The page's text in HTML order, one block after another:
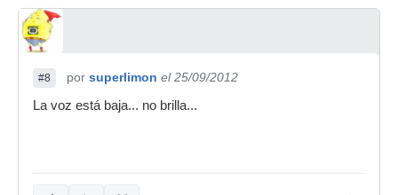
#8 por superlimon el 25/09/2012
La voz está baja... no brilla...